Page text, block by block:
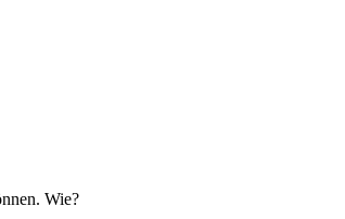
Wie?